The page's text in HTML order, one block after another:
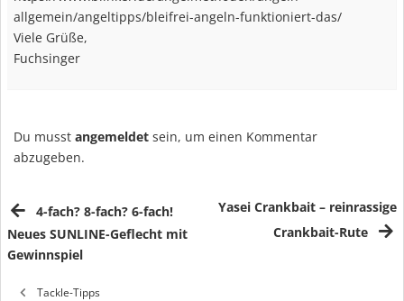
allgemein/angeltipps/bleifrei-angeln-funktioniert-das/
Viele Grüße,
Fuchsinger
Du musst angemeldet sein, um einen Kommentar
abzugeben.
4-fach? 8-fach? 6-fach!
Neues SUNLINE-Geflecht mit
Gewinnspiel
Yasei Crankbait – reinrassige
Crankbait-Rute
Tackle-Tipps